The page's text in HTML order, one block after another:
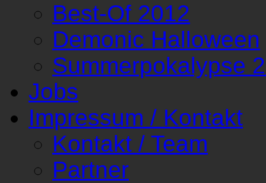
Best-Of 2012
Demonic Halloween
Summerpokalypse
Jobs
Impressum / Kontakt
Kontakt / Team
Partner